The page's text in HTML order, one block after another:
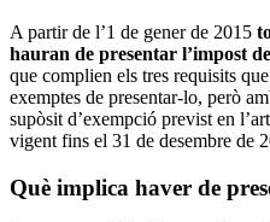
A partir de l’1 de gener de 2015
hauran de presentar l’impost
que complien els tres requisits
exemptes de presentar-lo, però
supòsit d’exempció previst en
vigent fins el 31 de desembre de
Què implica haver de